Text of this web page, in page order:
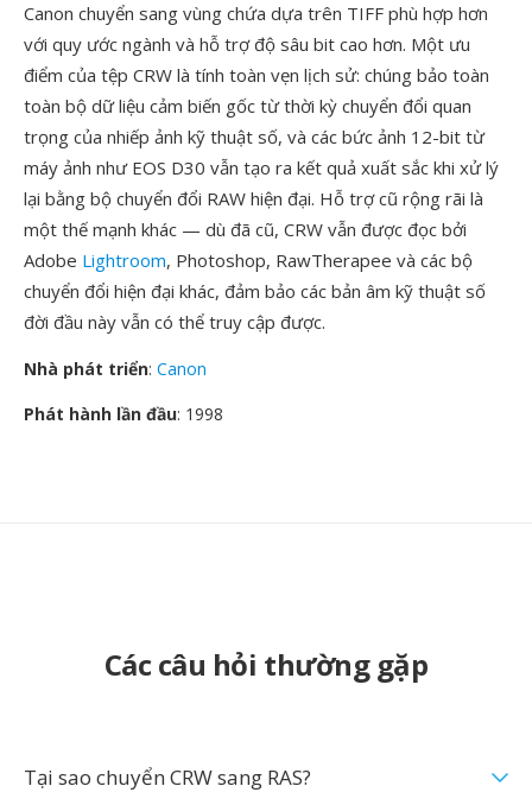
Canon chuyển sang vùng chứa dựa trên TIFF phù hợp hơn
với quy ước ngành và hỗ trợ độ sâu bit cao hơn. Một ưu
điểm của tệp CRW là tính toàn vẹn lịch sử: chúng bảo toàn
toàn bộ dữ liệu cảm biến gốc từ thời kỳ chuyển đổi quan
trọng của nhiếp ảnh kỹ thuật số, và các bức ảnh 12-bit từ
máy ảnh như EOS D30 vẫn tạo ra kết quả xuất sắc khi xử lý
lại bằng bộ chuyển đổi RAW hiện đại. Hỗ trợ cũ rộng rãi là
một thế mạnh khác — dù đã cũ, CRW vẫn được đọc bởi
Adobe Lightroom, Photoshop, RawTherapee và các bộ
chuyển đổi hiện đại khác, đảm bảo các bản âm kỹ thuật số
đời đầu này vẫn có thể truy cập được.
Nhà phát triển: Canon
Phát hành lần đầu: 1998
Các câu hỏi thường gặp
Tại sao chuyển CRW sang RAS?